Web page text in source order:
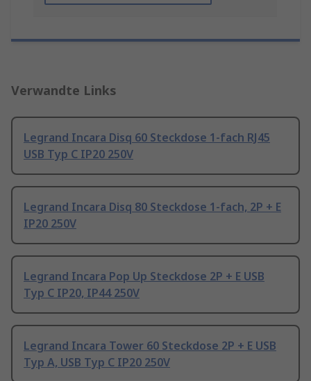
Verwandte Links
Legrand Incara Disq 60 Steckdose 1-fach RJ45
USB Typ C IP20 250V
Legrand Incara Disq 80 Steckdose 1-fach, 2P + E
IP20 250V
Legrand Incara Pop Up Steckdose 2P + E USB
Typ C IP20, IP44 250V
Legrand Incara Tower 60 Steckdose 2P + E USB
Typ A, USB Typ C IP20 250V